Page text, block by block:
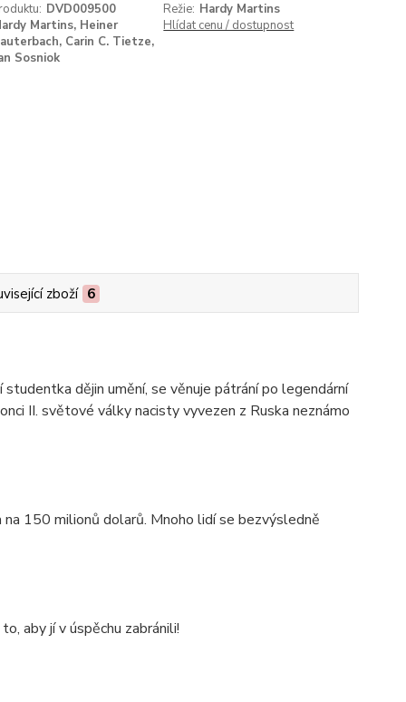
DVD009500 Režie: Hardy Martins
Martins, Heiner
Carin C. Tietze,
Sosniok
Hlídat cenu / dostupnost
zboží 6
dějin umění, se věnuje pátrání po legendární
II. světové války nacisty vyvezen z Ruska neznámo
150 milionů dolarů. Mnoho lidí se bezvýsledně
aby jí v úspěchu zabránili!